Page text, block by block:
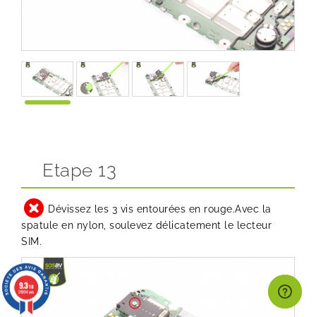
Etape 13
Dévissez les 3 vis entourées en rouge.Avec la
spatule en nylon, soulevez délicatement le lecteur
SIM.
9.3/10
26994 avis